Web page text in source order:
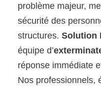
problème majeur,
sécurité des
structures.Solution
équipe d’
réponse immédiate
Nos professionnels,